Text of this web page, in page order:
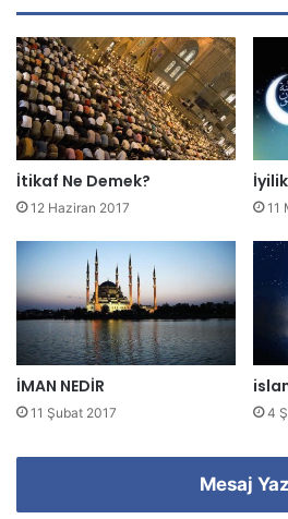
d
r
e
s
i
n
i
z
g
i
i
n
İtikaf Ne Demek?
12 Haziran 2017 11
İMAN NEDİR
11 Şubat 2017 4
Mesaj Yaz